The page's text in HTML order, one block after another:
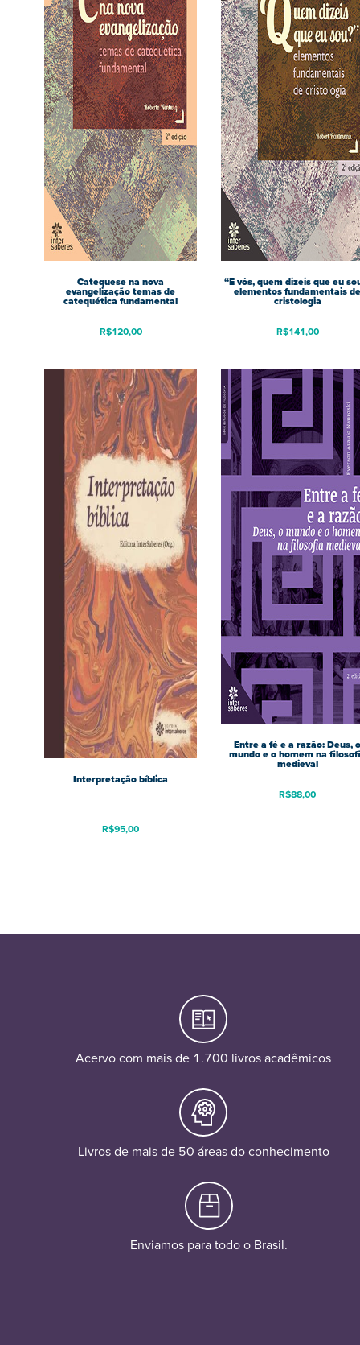
Catequese na nova
evangelização temas de
catequética fundamental
R$120,00
“E vós, quem dizeis que eu
elementos fundamentais de
cristologia
R$141,00
Interpretação bíblica
R$95,00
Entre a fé e a razão: Deus, o
mundo e o homem na
medieval
R$88,00
Acervo com mais de 1.700 livros acadêmicos
Livros de mais de 50 áreas do conhecimento
Enviamos para todo o Brasil.